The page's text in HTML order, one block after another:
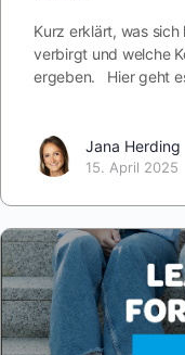
Kurz erklärt, was
verbirgt und welche
ergeben. Hier geht
Jana Herding
15. April 2025